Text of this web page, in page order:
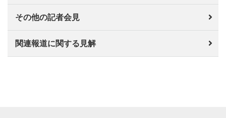
その他の記者会見
関連報道に関する見解